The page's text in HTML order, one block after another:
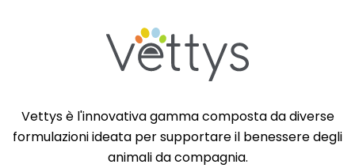
Vettys è l'innovativa gamma composta da diverse
formulazioni ideata per supportare il benessere degli
animali da compagnia.